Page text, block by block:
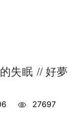
失眠 // 好夢
27697